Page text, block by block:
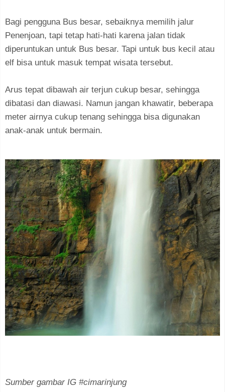
Bagi pengguna Bus besar, sebaiknya memilih jalur
Penenjoan, tapi tetap hati-hati karena jalan tidak
diperuntukan untuk Bus besar. Tapi untuk bus kecil atau
elf bisa untuk masuk tempat wisata tersebut.
Arus tepat dibawah air terjun cukup besar, sehingga
dibatasi dan diawasi. Namun jangan khawatir, beberapa
meter airnya cukup tenang sehingga bisa digunakan
anak-anak untuk bermain.
Sumber gambar IG #cimarinjung